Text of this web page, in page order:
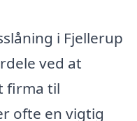
i Fjellerup
ved at
firma til
ofte en vigtig